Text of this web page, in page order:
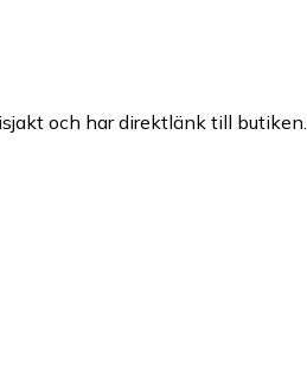
och har direktlänk till butiken.